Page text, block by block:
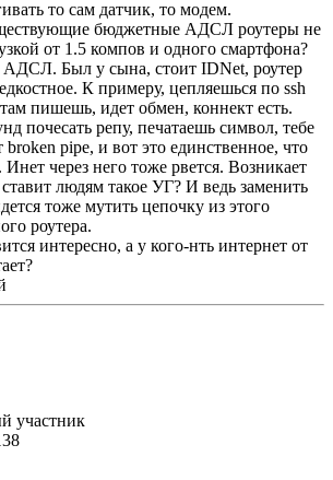
то сам датчик, то модем.
бюджетные АДСЛ роутеры не
от 1.5 компов и одного смартфона?
АДСЛ. Был у сына, стоит IDNet, роутер
К примеру, цепляешься по ssh
пишешь, идет обмен, коннект есть.
почесать репу, печатаешь символ, тебе
broken pipe, и вот это единственное, что
Инет через него тоже рвется. Возникает
людям такое УГ? И ведь заменить
тоже мутить цепочку из этого
роутера.
интересно, а у кого-нть интернет от
участник